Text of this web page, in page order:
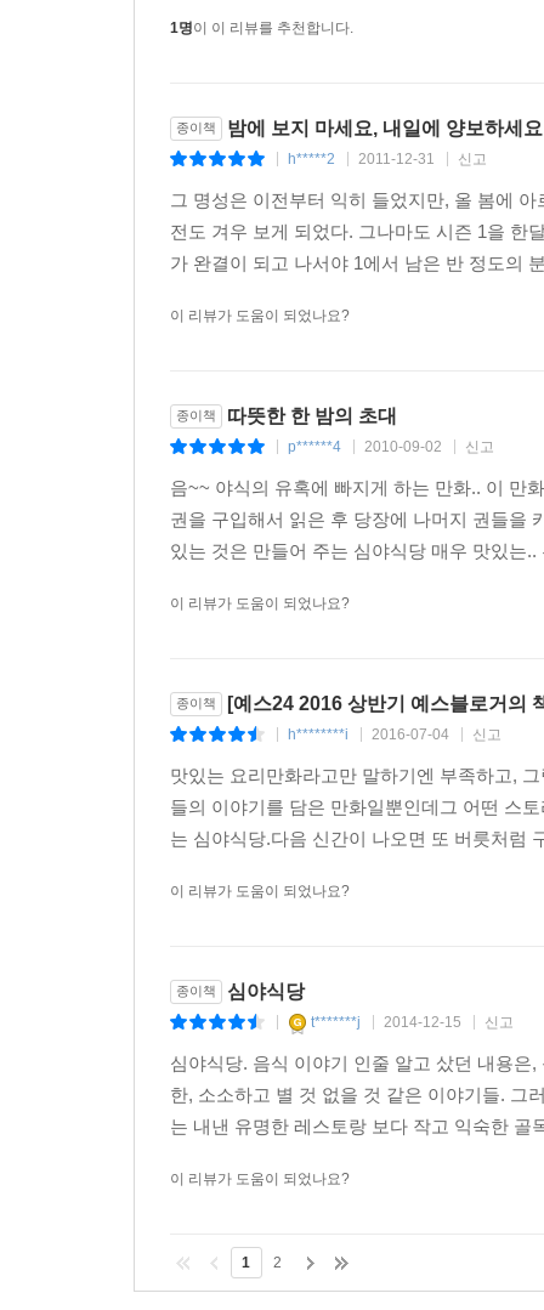
1명이 이 리뷰를 추천합니다.
종이책 밤에 보지 마세요, 내일에 양보하세요
h*****2 2011-12-31 신고
그 명성은 이전부터 익히 들었지만, 올 봄에
전도 겨우 보게 되었다. 그나마도 시즌 1을 한
가 완결이 되고 나서야 1에서 남은 반 정도의
이 리뷰가 도움이 되었나요?
종이책 따뜻한 한 밤의 초대
p******4 2010-09-02 신고
음~~ 야식의 유혹에 빠지게 하는 만화.. 이 만
권을 구입해서 읽은 후 당장에 나머지 권들을
있는 것은 만들어 주는 심야식당 매우 맛있는
이 리뷰가 도움이 되었나요?
종이책 [예스24 2016 상반기 예스블로거의
h********i 2016-07-04 신고
맛있는 요리만화라고만 말하기엔 부족하고,
들의 이야기를 담은 만화일뿐인데그 어떤 스
는 심야식당.다음 신간이 나오면 또 버릇처럼
이 리뷰가 도움이 되었나요?
종이책 심야식당
t*******j 2014-12-15 신고
심야식당. 음식 이야기 인줄 알고 샀던 내용
한, 소소하고 별 것 없을 것 같은 이야기들. 그
는 내낸 유명한 레스토랑 보다 작고 익숙한
이 리뷰가 도움이 되었나요?
1 2